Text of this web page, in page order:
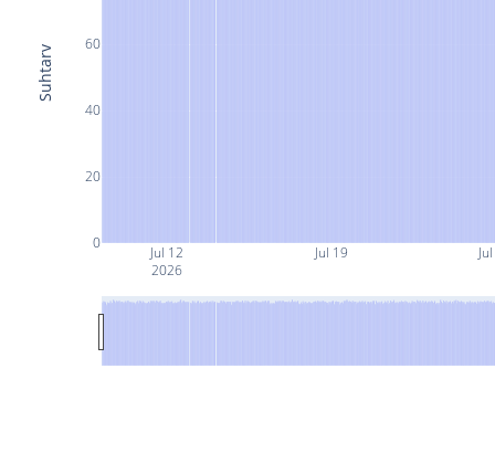
Jul 12
2026
Jul 19
0
20
40
60
Suhtarv